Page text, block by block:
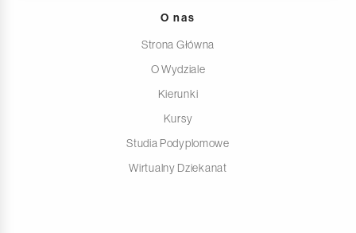
O nas
Strona Główna
O Wydziale
Kierunki
Kursy
Studia Podyplomowe
Wirtualny Dziekanat